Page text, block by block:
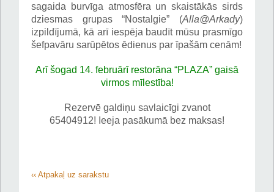
sagaida burvīga atmosfēra un skaistākās sirds
dziesmas grupas “Nostalgie” (Alla@Arkady)
izpildījumā, kā arī iespēja baudīt mūsu prasmīgo
šefpavāru sarūpētos ēdienus par īpašām cenām!
Arī šogad 14. februārī restorāna “PLAZA” gaisā
virmos mīlestība!
Rezervē galdiņu savlaicīgi zvanot
65404912! Ieeja pasākumā bez maksas!
‹‹ Atpakaļ uz sarakstu